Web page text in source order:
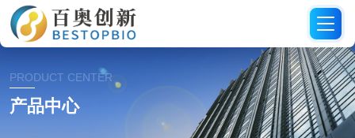
PRODUCT CENTER
产品中心